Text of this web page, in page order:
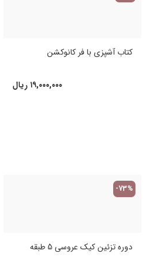
کتاب آشپزی با فر کانوکشن
۱۹,۰۰۰,۰۰۰ ریال
-73%
دوره تزئین کیک عروسی 5 طبقه